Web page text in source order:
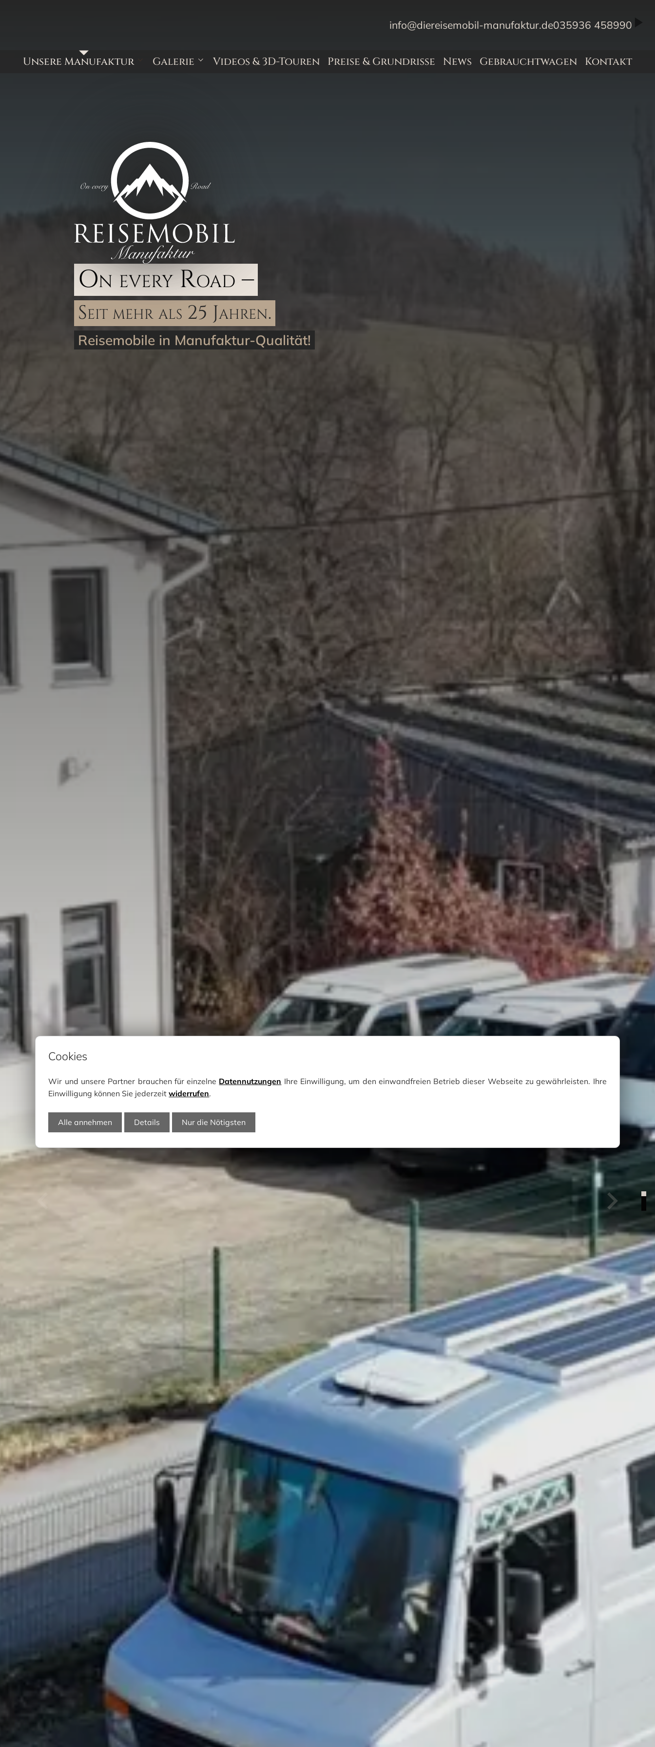
info@diereisemobil-manufaktur.de035936 458990
Unsere Manufaktur Galerie
Kabinenfahrzeuge, LKW & Bus
Sonderausbauten
Videos & 3D-Touren Preise & Grundrisse News Gebrauchtwagen Kontakt
On every Road –
Seit mehr als 25 Jahren.
Reisemobile in Manufaktur-Qualität!
Cookies
Wir und unsere Partner brauchen für einzelne Datennutzungen Ihre Einwilligung, um den einwandfreien Betrieb dieser Webseite zu gewährleisten. Ihre
Einwilligung können Sie jederzeitwiderrufen.
Alle annehmen Details Nur die Nötigsten